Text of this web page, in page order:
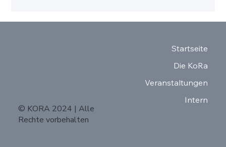
© KORA 2024 | Alle
Rechte vorbehalten
Startseite
Die KoRa
Veranstaltungen
Intern